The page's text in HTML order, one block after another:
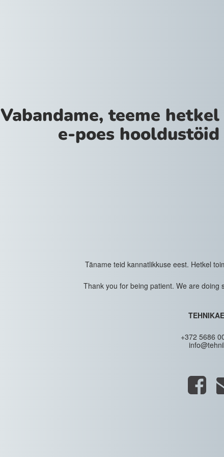
Vabandame, teeme hetkel
e-poes hooldustöid
Täname teid kannatlikkuse eest. Hetkel
Thank you for being patient. We are doing
+372 5686